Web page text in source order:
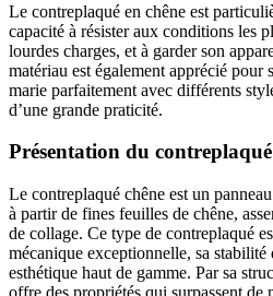
Le contreplaqué en chêne est
capacité à résister aux conditions les
lourdes charges, et à garder son
matériau est également apprécié pour
marie parfaitement avec différents
d’une grande praticité.
Présentation du contreplaqué
Le contreplaqué chêne est un
à partir de fines feuilles de chêne,
de collage. Ce type de contreplaqué
mécanique exceptionnelle, sa
esthétique haut de gamme. Par sa
offre des propriétés qui surpassent de